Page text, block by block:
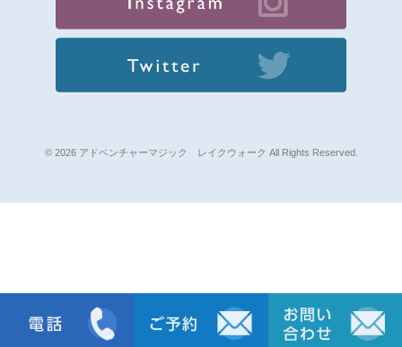
© 2026 アドベンチャーマジック レイクウォーク All Rights Reserved.